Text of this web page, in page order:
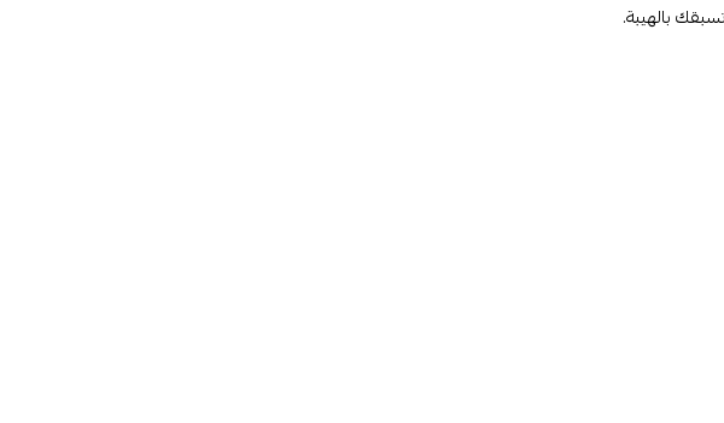
بالهيبة.